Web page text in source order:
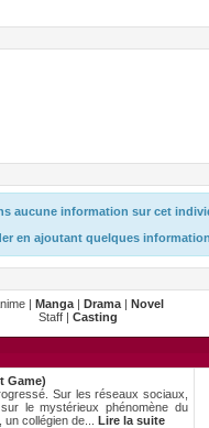
aucune information sur cet
en ajoutant quelques
| Manga | Drama | Novel
Staff | Casting
Game)
Sur les réseaux sociaux,
le mystérieux phénomène du
collégien de... Lire la suite